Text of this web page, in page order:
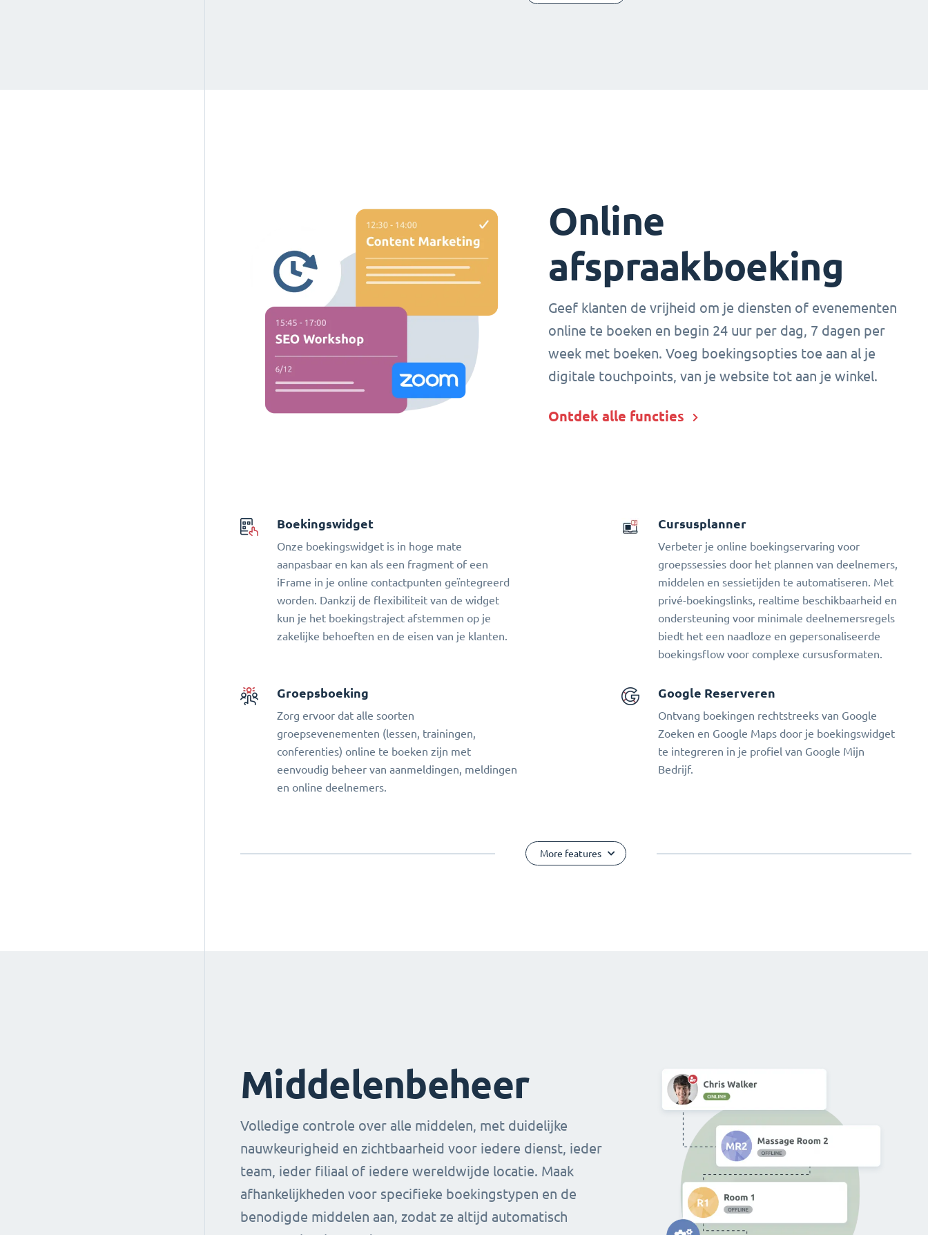
Online
afspraakboeking
Geef klanten de vrijheid om je diensten of evenementen
online te boeken en begin 24 uur per dag, 7 dagen per
week met boeken. Voeg boekingsopties toe aan al je
digitale touchpoints, van je website tot aan je winkel.
Ontdek alle functies
Boekingswidget
Onze boekingswidget is in hoge mate
aanpasbaar en kan als een fragment of een
iFrame in je online contactpunten geïntegreerd
worden. Dankzij de flexibiliteit van de widget
kun je het boekingstraject afstemmen op je
zakelijke behoeften en de eisen van je klanten.
Cursusplanner
Verbeter je online boekingservaring voor
groepssessies door het plannen van deelnemers,
middelen en sessietijden te automatiseren. Met
privé-boekingslinks, realtime beschikbaarheid en
ondersteuning voor minimale deelnemersregels
biedt het een naadloze en gepersonaliseerde
boekingsflow voor complexe cursusformaten.
Groepsboeking
Zorg ervoor dat alle soorten
groepsevenementen (lessen, trainingen,
conferenties) online te boeken zijn met
eenvoudig beheer van aanmeldingen, meldingen
en online deelnemers.
Google Reserveren
Ontvang boekingen rechtstreeks van Google
Zoeken en Google Maps door je boekingswidget
te integreren in je profiel van Google Mijn
Bedrijf.
More features
Middelenbeheer
Volledige controle over alle middelen, met duidelijke
nauwkeurigheid en zichtbaarheid voor iedere dienst, ieder
team, ieder filiaal of iedere wereldwijde locatie. Maak
afhankelijkheden voor specifieke boekingstypen en de
benodigde middelen aan, zodat ze altijd automatisch